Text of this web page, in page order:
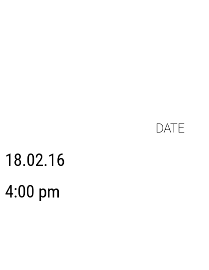
DATE
18.02.16
4:00 pm